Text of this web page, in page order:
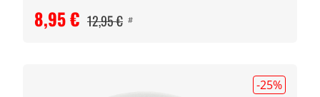
8,95 € 12,95 € #
-25%